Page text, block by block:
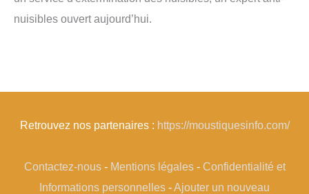
nuisibles ouvert aujourd’hui.
Retrouvez nos partenaires : https://moustiquesinfo.com/
Contactez-nous- Mentions légales- Confidentialité et
Informations personnelles -Ajouter un nouveau